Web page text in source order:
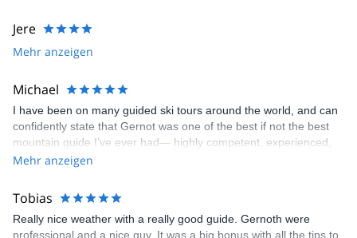
Jere
Mehr anzeigen
Michael
I have been on many guided ski tours around the world, and can
confidently state that Gernot was one of the best if not the best
mountain guide I’ve ever had— highly competent, experienced,
knowledgeable, flexible, always made the right decisions to
me up and down any mountain
Mehr anzeigen
Tobias
Really nice weather with a really good guide. Gernoth were
professional and a nice guy. It was a big bonus with all the tips to